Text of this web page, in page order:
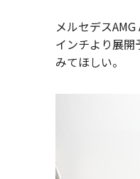
メルセデス
インチより展
みてほしい。